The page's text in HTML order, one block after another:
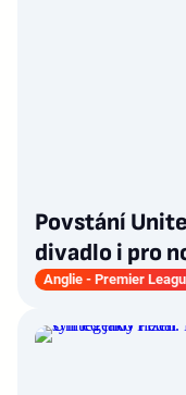
Povstání
divadlo i pro
Anglie - Premier